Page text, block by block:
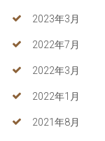
2023年3月
2022年7月
2022年3月
2022年1月
2021年8月